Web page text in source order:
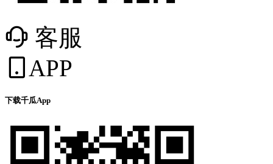
客服
APP
下载千瓜App